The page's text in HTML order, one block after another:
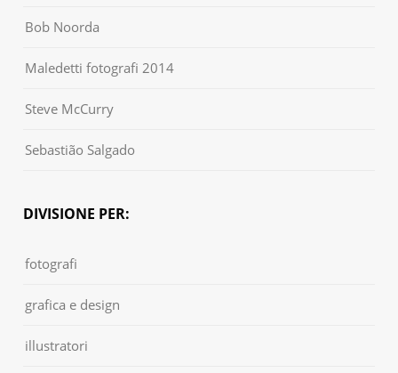
Bob Noorda
Maledetti fotografi 2014
Steve McCurry
Sebastião Salgado
DIVISIONE PER:
fotografi
grafica e design
illustratori